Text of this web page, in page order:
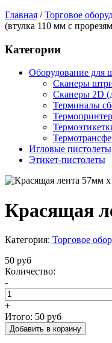
Главная / Торговое
(втулка 110 мм с
Категории
Оборудование для
Сканеры
Сканеры 2D
Терминалы
Игловые пистолеты
Этикет-пистолеты
Красящая
Категория: Торговое
50 руб
Количество:
-
+
Итого: 50 руб